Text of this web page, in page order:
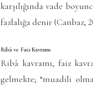
karşılığında vade
fazlalığa denir (Canbaz,
Ribâ ve Faiz Kavramı
Ribâ kavramı, faiz
gelmekte; “muadili